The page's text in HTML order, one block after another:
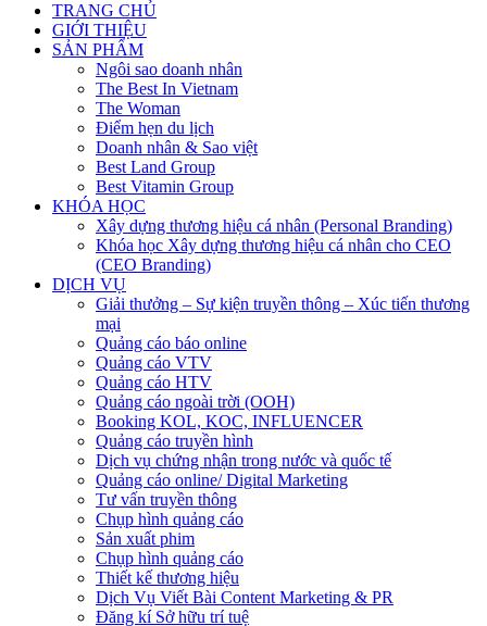
TRANG CHỦ
GIỚI THIỆU
SẢN PHẨM
Ngôi sao doanh nhân
The Best In Vietnam
The Woman
Điểm hẹn du lịch
Doanh nhân & Sao việt
Best Land Group
Best Vitamin Group
KHÓA HỌC
Xây dựng thương hiệu cá nhân (Personal Branding)
Khóa học Xây dựng thương hiệu cá nhân cho CEO
(CEO Branding)
DỊCH VỤ
Giải thưởng – Sự kiện truyền thông – Xúc tiến thương
mại
Quảng cáo báo online
Quảng cáo VTV
Quảng cáo HTV
Quảng cáo ngoài trời (OOH)
Booking KOL, KOC, INFLUENCER
Quảng cáo truyền hình
Dịch vụ chứng nhận trong nước và quốc tế
Quảng cáo online/ Digital Marketing
Tư vấn truyền thông
Chụp hình quảng cáo
Sản xuất phim
Chụp hình quảng cáo
Thiết kế thương hiệu
Dịch Vụ Viết Bài Content Marketing & PR
Đăng kí Sở hữu trí tuệ